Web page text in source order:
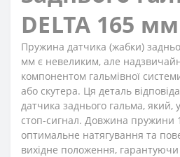
DELTA 165 мм
Пружина датчика (жабки)
мм є невеликим, але
компонентом гальмівної
або скутера. Ця деталь
датчика заднього гальма, який,
стоп-сигнал. Довжина пружини
оптимальне натягування та
вихідне положення,